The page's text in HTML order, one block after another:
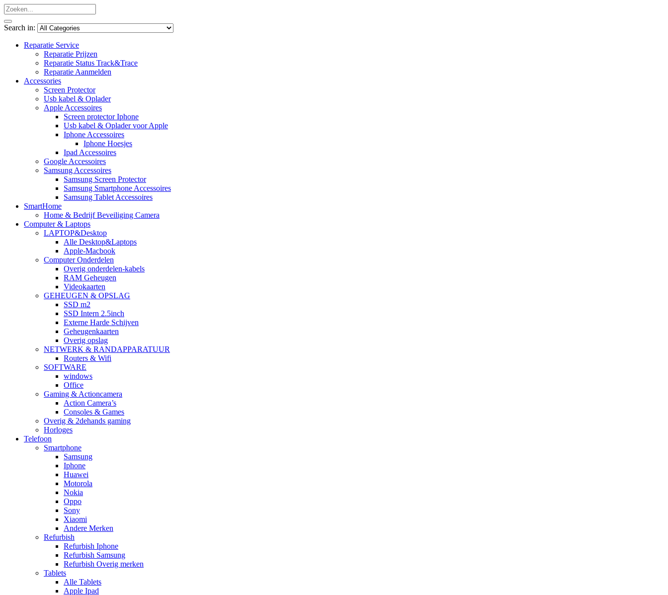
Search in:
Reparatie Service
Reparatie Prijzen
Reparatie Status Track&Trace
Reparatie Aanmelden
Accessories
Screen Protector
Usb kabel & Oplader
Apple Accessoires
Screen protector Iphone
Usb kabel & Oplader voor Apple
Iphone Accessoires
Iphone Hoesjes
Ipad Accessoires
Google Accessoires
Samsung Accessoires
Samsung Screen Protector
Samsung Smartphone Accessoires
Samsung Tablet Accessoires
SmartHome
Home & Bedrijf Beveiliging Camera
Computer & Laptops
LAPTOP&Desktop
Alle Desktop&Laptops
Apple-Macbook
Computer Onderdelen
Overig onderdelen-kabels
RAM Geheugen
Videokaarten
GEHEUGEN & OPSLAG
SSD m2
SSD Intern 2.5inch
Externe Harde Schijven
Geheugenkaarten
Overig opslag
NETWERK & RANDAPPARATUUR
Routers & Wifi
SOFTWARE
windows
Office
Gaming & Actioncamera
Action Camera’s
Consoles & Games
Overig & 2dehands gaming
Horloges
Telefoon
Smartphone
Samsung
Iphone
Huawei
Motorola
Nokia
Oppo
Sony
Xiaomi
Andere Merken
Refurbish
Refurbish Iphone
Refurbish Samsung
Refurbish Overig merken
Tablets
Alle Tablets
Apple Ipad